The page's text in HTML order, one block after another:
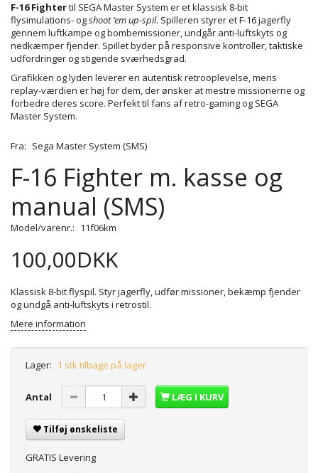
F-16 Fightertil SEGA Master System er et klassisk 8-bit
flysimulations- ogshoot ’em up-spil. Spilleren styrer et F-16 jagerfly
gennem luftkampe og bombemissioner, undgår anti-luftskyts og
nedkæmper fjender. Spillet byder på responsive kontroller, taktiske
udfordringer og stigende sværhedsgrad.
Grafikken og lyden leverer en autentisk retrooplevelse, mens
replay-værdien er høj for dem, der ønsker at mestre missionerne og
forbedre deres score. Perfekt til fans af retro-gaming og SEGA
Master System.
Fra: Sega Master System (SMS)
F-16 Fighter m. kasse og
manual (SMS)
Model/varenr.: 11f06km
100,00DKK
Klassisk 8-bit flyspil. Styr jagerfly, udfør missioner, bekæmp fjender
og undgå anti-luftskyts i retrostil.
Mere information
Lager: 1 stk tilbage på lager
Antal LÆG I KURV
Tilføj ønskeliste
GRATIS Levering